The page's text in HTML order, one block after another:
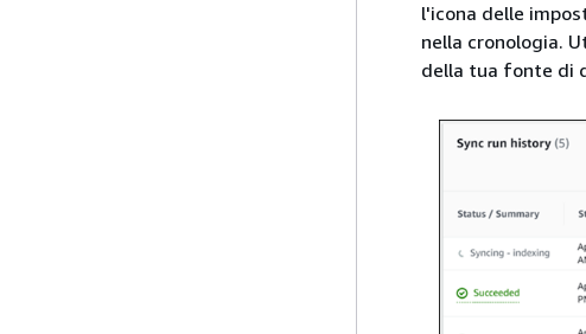
l'icona delle
nella cronologia.
della tua fonte di